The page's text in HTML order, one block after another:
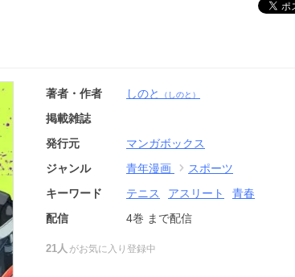
著者・作者 しのと （しのと）
掲載雑誌
発行元
マンガボックス
ジャンル
青年漫画
スポーツ
キーワード
テニス アスリート
青春
配信
4巻 まで配信
21人 がお気に入り登録中